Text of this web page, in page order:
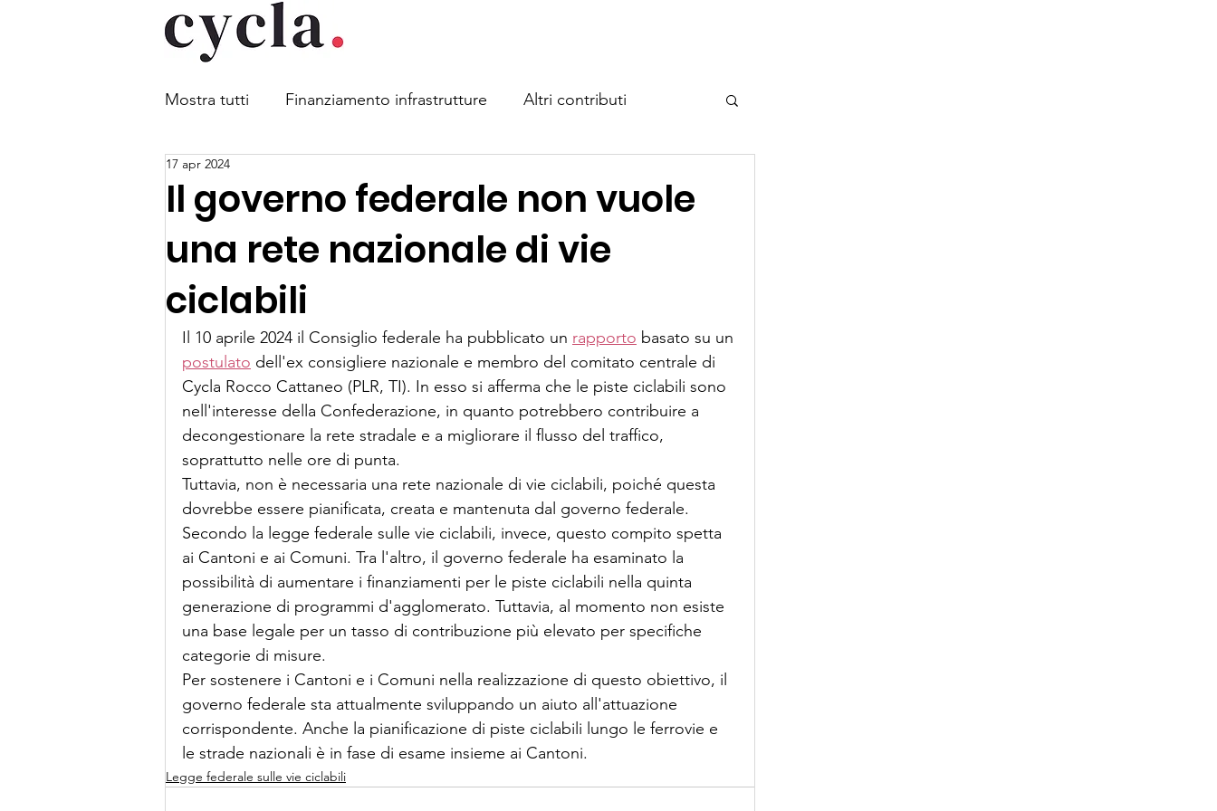
Mostra tutti Finanziamento infrastrutture Altri contributi
Mobilità combinata
Sicurezza stradale Parcheggio per biciclette
Obbligo di indossare il casco
Il governo federale non vuole
una rete nazionale di vie
ciclabili
17 apr 2024
Il 10 aprile 2024 il Consiglio federale ha pubblicato un rapporto basato su un
postulato dell'ex consigliere nazionale e membro del comitato centrale di
Cycla Rocco Cattaneo (PLR, TI). In esso si afferma che le piste ciclabili sono
nell'interesse della Confederazione, in quanto potrebbero contribuire a
decongestionare la rete stradale e a migliorare il flusso del traffico,
soprattutto nelle ore di punta.
Tuttavia, non è necessaria una rete nazionale di vie ciclabili, poiché questa
dovrebbe essere pianificata, creata e mantenuta dal governo federale.
Secondo la legge federale sulle vie ciclabili, invece, questo compito spetta
ai Cantoni e ai Comuni. Tra l'altro, il governo federale ha esaminato la
possibilità di aumentare i finanziamenti per le piste ciclabili nella quinta
generazione di programmi d'agglomerato. Tuttavia, al momento non esiste
una base legale per un tasso di contribuzione più elevato per specifiche
categorie di misure.
Per sostenere i Cantoni e i Comuni nella realizzazione di questo obiettivo, il
governo federale sta attualmente sviluppando un aiuto all'attuazione
corrispondente. Anche la pianificazione di piste ciclabili lungo le ferrovie e
le strade nazionali è in fase di esame insieme ai Cantoni.
Legge federale sulle vie ciclabili